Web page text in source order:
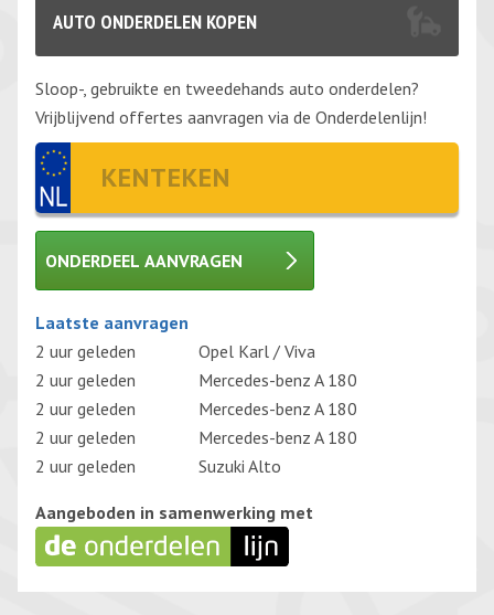
AUTO ONDERDELEN KOPEN
Sloop-, gebruikte en tweedehands auto onderdelen?
Vrijblijvend offertes aanvragen via de Onderdelenlijn!
ONDERDEEL AANVRAGEN
Gelieve dit veld leeg te laten.
Laatste aanvragen
2 uur geleden
Opel Karl / Viva
2 uur geleden
Mercedes-benz A 180
2 uur geleden
Mercedes-benz A 180
2 uur geleden
Mercedes-benz A 180
2 uur geleden
Suzuki Alto
Aangeboden in samenwerking met